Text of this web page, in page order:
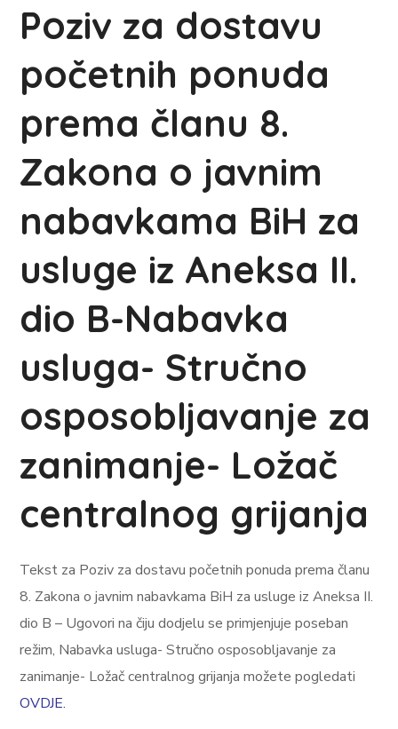
Poziv za dostavu
početnih ponuda
prema članu 8.
Zakona o javnim
nabavkama BiH za
usluge iz Aneksa II.
dio B-Nabavka
usluga- Stručno
osposobljavanje za
zanimanje- Ložač
centralnog grijanja
Tekst za Poziv za dostavu početnih ponuda prema članu
8. Zakona o javnim nabavkama BiH za usluge iz Aneksa II.
dio B – Ugovori na čiju dodjelu se primjenjuje poseban
režim, Nabavka usluga- Stručno osposobljavanje za
zanimanje- Ložač centralnog grijanja možete pogledati
OVDJE.